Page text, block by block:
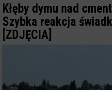
Kłęby dymu nad
Szybka reakcja
[ZDJĘCIA]